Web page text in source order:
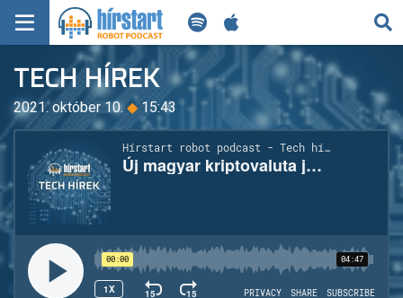
KERESÉS
KEZDŐLAP
FRISS HÍREK
TECH HÍREK
FILM-ZENE-SZÓRAKOZÁS
PLAYLIST
TECH HÍREK
2021. október 10. ◆15:43